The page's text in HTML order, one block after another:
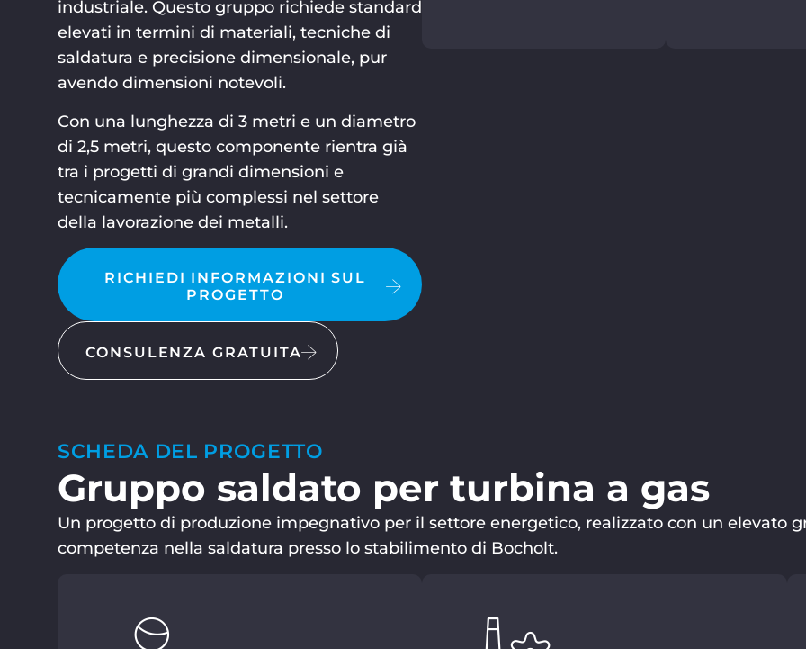
industriale. Questo gruppo richiede standard
elevati in termini di materiali, tecniche di
saldatura e precisione dimensionale, pur
avendo dimensioni notevoli.
Con una lunghezza di 3 metri e un diametro
di 2,5 metri, questo componente rientra già
tra i progetti di grandi dimensioni e
tecnicamente più complessi nel settore
della lavorazione dei metalli.
RICHIEDI INFORMAZIONI SUL
PROGETTO
CONSULENZA GRATUITA
SCHEDA DEL PROGETTO
Gruppo saldato per turbina a gas
Un progetto di produzione impegnativo per il settore energetico, realizzato con un elevato
competenza nella saldatura presso lo stabilimento di Bocholt.